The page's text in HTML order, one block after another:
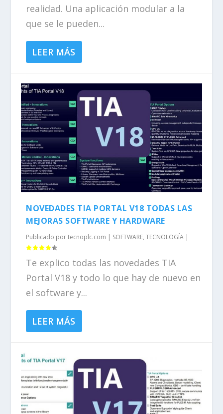
realidad. Una aplicación modular a la
que se le pueden...
LEER MÁS
NOVEDADES TIA PORTAL V18 TODAS LAS
MEJORAS SOFTWARE Y HARDWARE
Publicado portecnoplc.com | SOFTWARE,TECNOLOGÍA |
Te explico todas las novedades TIA
Portal V18 y todo lo que hay de nuevo en
el software y...
LEER MÁS